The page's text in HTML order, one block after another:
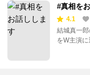
#真相を
4.1
結城真一
をW主演